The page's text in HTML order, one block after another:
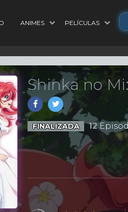
ANIMES PELÍCULAS
Shinka no
FINALIZADA 12